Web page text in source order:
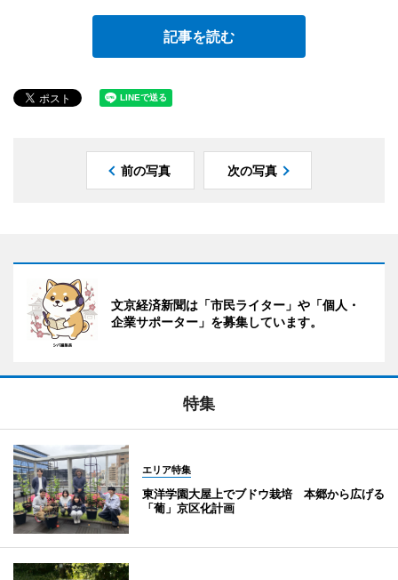
記事を読む
前の写真 次の写真
文京経済新聞は「市民ライター」や「個人・
企業サポーター」を募集しています。
特集
エリア特集
東洋学園大屋上でブドウ栽培 本郷から広げる
「葡」京区化計画